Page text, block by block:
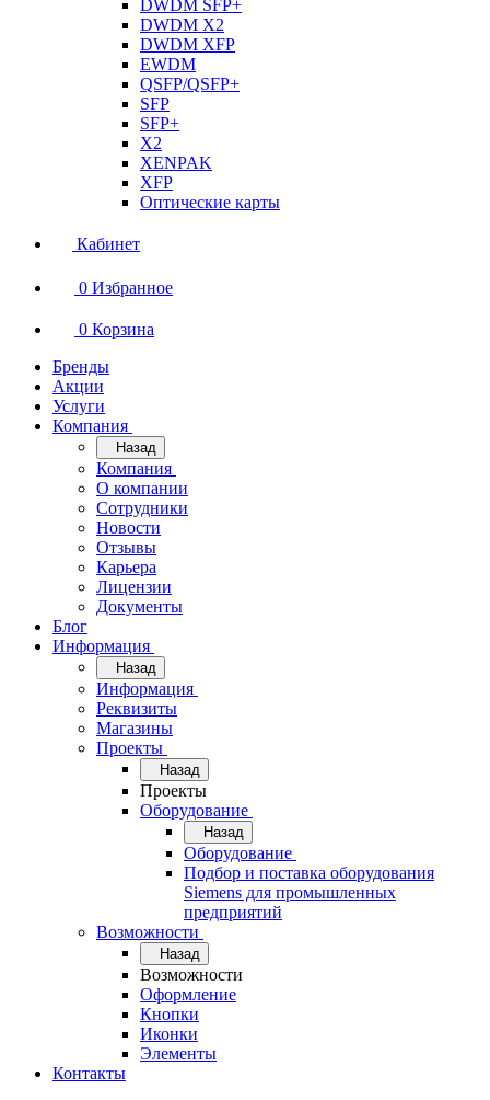
DWDM SFP+
DWDM X2
DWDM XFP
EWDM
QSFP/QSFP+
SFP
SFP+
X2
XENPAK
XFP
Оптические карты
Кабинет
0 Избранное
0 Корзина
Бренды
Акции
Услуги
Компания
Назад
Компания
О компании
Сотрудники
Новости
Отзывы
Карьера
Лицензии
Документы
Блог
Информация
Назад
Информация
Реквизиты
Магазины
Проекты
Назад
Проекты
Оборудование
Назад
Оборудование
Подбор и поставка оборудования
Siemens для промышленных
предприятий
Возможности
Назад
Возможности
Оформление
Кнопки
Иконки
Элементы
Контакты